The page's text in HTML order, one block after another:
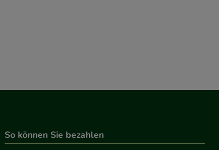
So können Sie bezahlen